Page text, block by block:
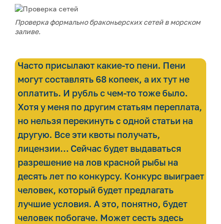
Проверка формально браконьерских сетей в морском
заливе.
Часто присылают какие-то пени. Пени
могут составлять 68 копеек, а их тут не
оплатить. И рубль с чем-то тоже было.
Хотя у меня по другим статьям переплата,
но нельзя перекинуть с одной статьи на
другую. Все эти квоты получать,
лицензии… Сейчас будет выдаваться
разрешение на лов красной рыбы на
десять лет по конкурсу. Конкурс выиграет
человек, который будет предлагать
лучшие условия. А это, понятно, будет
человек побогаче. Может сесть здесь